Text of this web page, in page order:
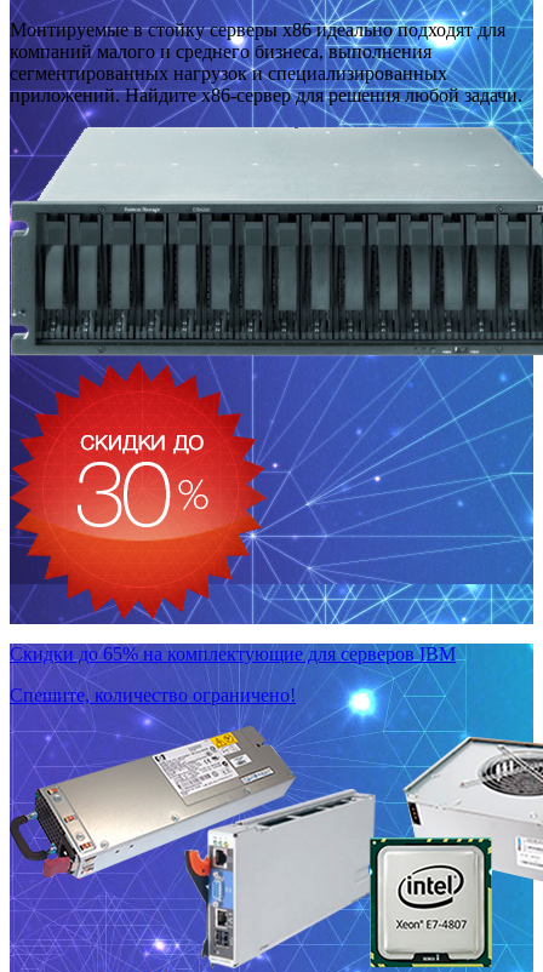
Монтируемые в стойку серверы x86 идеально подходят для
компаний малого и среднего бизнеса, выполнения
сегментированных нагрузок и специализированных
приложений. Найдите x86-сервер для решения любой задачи.
Скидки до 65% на комплектующие для серверов IBM
Спешите, количество ограничено!